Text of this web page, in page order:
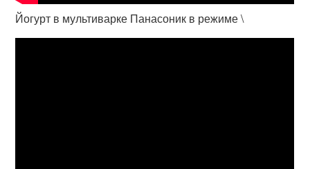
Йогурт в мультиварке Панасоник в режиме \